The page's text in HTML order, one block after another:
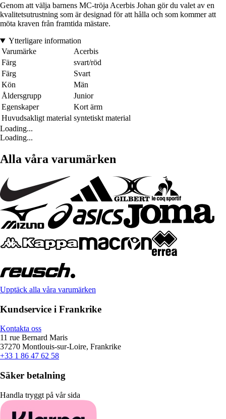
Genom att välja barnens MC-tröja Acerbis Johan gör du valet av en
kvalitetsutrustning som är designad för att hålla och som kommer att
möta kraven från framtida mästare.
Ytterligare information
Varumärke
Acerbis
Färg
svart/röd
Färg
Svart
Kön
Män
Åldersgrupp
Junior
Egenskaper
Kort ärm
Huvudsakligt material syntetiskt material
Loading...
Loading...
Alla våra varumärken
Upptäck alla våra varumärken
Kundservice i Frankrike
Kontakta oss
11 rue Bernard Maris
37270 Montlouis-sur-Loire, Frankrike
+33 1 86 47 62 58
Säker betalning
Handla tryggt på vår sida